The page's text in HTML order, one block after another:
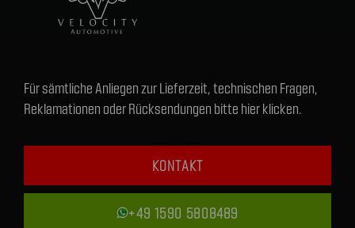
Für sämtliche Anliegen zur Lieferzeit, technischen Fragen,
Reklamationen oder Rücksendungen bitte hier klicken.
KONTAKT
+49 1590 5808489